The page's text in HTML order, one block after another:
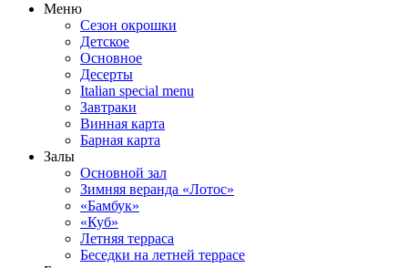
Меню
Сезон окрошки
Детское
Основное
Десерты
Italian special menu
Завтраки
Винная карта
Барная карта
Залы
Основной зал
Зимняя веранда «Лотос»
«Бамбук»
«Куб»
Летняя терраса
Беседки на летней террасе